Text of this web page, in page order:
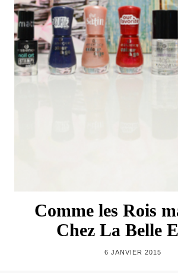
Comme les Rois
Chez La Belle
6 JANVIER 2015